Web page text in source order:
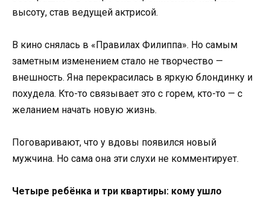
высоту, став ведущей актрисой.
В кино снялась в «Правилах Филиппа». Но самым
заметным изменением стало не творчество —
внешность. Яна перекрасилась в яркую блондинку и
похудела. Кто-то связывает это с горем, кто-то — с
желанием начать новую жизнь.
Поговаривают, что у вдовы появился новый
мужчина. Но сама она эти слухи не комментирует.
Четыре ребёнка и три квартиры: кому ушло